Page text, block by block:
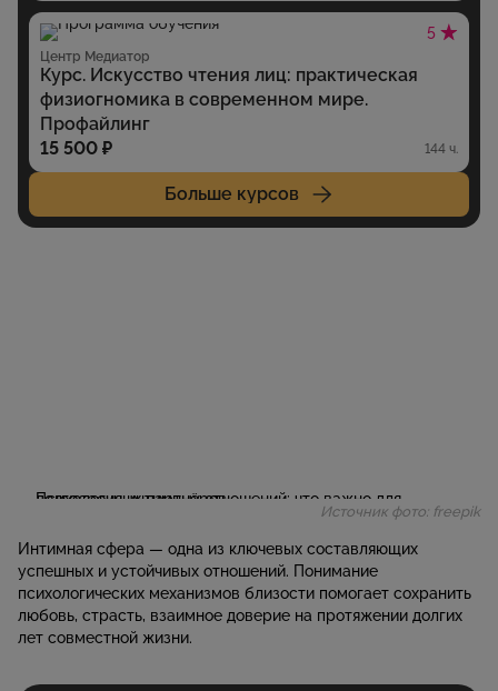
5
Центр Медиатор
Курс. Искусство чтения лиц: практическая
физиогномика в современном мире.
Профайлинг
15 500 ₽
144 ч.
Больше курсов
Источник фото: freepik
Интимная сфера — одна из ключевых составляющих
успешных и устойчивых отношений. Понимание
психологических механизмов близости помогает сохранить
любовь, страсть, взаимное доверие на протяжении долгих
лет совместной жизни.